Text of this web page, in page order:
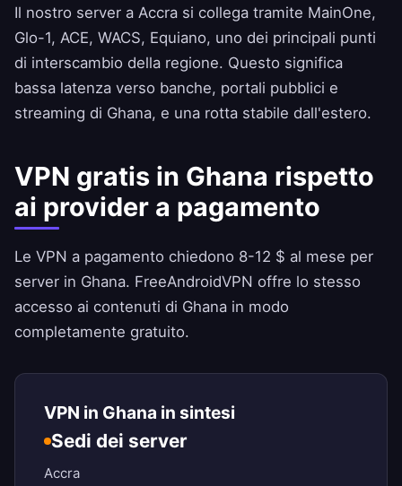
Il nostro server a Accra si collega tramite MainOne,
Glo-1, ACE, WACS, Equiano, uno dei principali punti
di interscambio della regione. Questo significa
bassa latenza verso banche, portali pubblici e
streaming di Ghana, e una rotta stabile dall'estero.
VPN gratis in Ghana rispetto
ai provider a pagamento
Le VPN a pagamento chiedono 8-12 $ al mese per
server in Ghana. FreeAndroidVPN offre lo stesso
accesso ai contenuti di Ghana in modo
completamente gratuito.
VPN in Ghana in sintesi
Sedi dei server
Accra